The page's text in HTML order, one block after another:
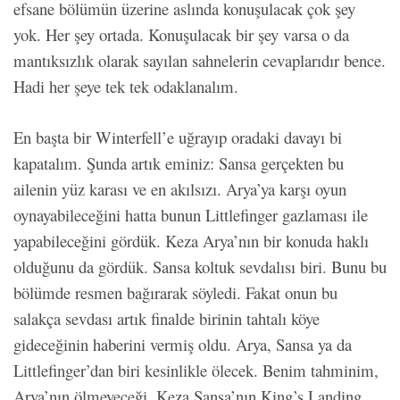
efsane bölümün üzerine aslında konuşulacak çok şey
yok. Her şey ortada. Konuşulacak bir şey varsa o da
mantıksızlık olarak sayılan sahnelerin cevaplarıdır bence.
Hadi her şeye tek tek odaklanalım.
En başta bir Winterfell’e uğrayıp oradaki davayı bi
kapatalım. Şunda artık eminiz: Sansa gerçekten bu
ailenin yüz karası ve en akılsızı. Arya’ya karşı oyun
oynayabileceğini hatta bunun Littlefinger gazlaması ile
yapabileceğini gördük. Keza Arya’nın bir konuda haklı
olduğunu da gördük. Sansa koltuk sevdalısı biri. Bunu bu
bölümde resmen bağırarak söyledi. Fakat onun bu
salakça sevdası artık finalde birinin tahtalı köye
gideceğinin haberini vermiş oldu. Arya, Sansa ya da
Littlefinger’dan biri kesinlikle ölecek. Benim tahminim,